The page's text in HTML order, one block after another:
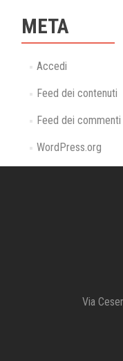
META
Accedi
Feed dei contenuti
Feed dei commenti
WordPress.org
Via